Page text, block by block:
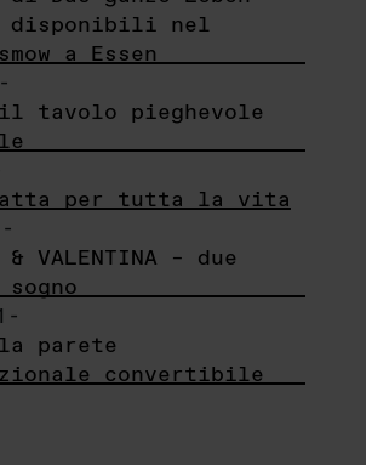
disponibili nel
a Essen
il tavolo pieghevole
fatta per tutta la vita
& VALENTINA – due
-
la parete
convertibile